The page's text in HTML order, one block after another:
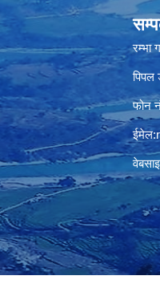
रम्भा
पिपल
फोन
ईमेल: